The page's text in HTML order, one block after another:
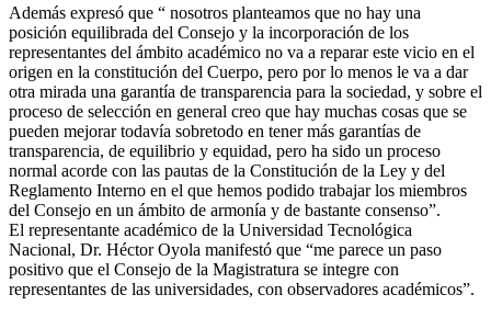
Además expresó que “ nosotros planteamos que no hay una
posición equilibrada del Consejo y la incorporación de los
representantes del ámbito académico no va a reparar este vicio en el
origen en la constitución del Cuerpo, pero por lo menos le va a dar
otra mirada una garantía de transparencia para la sociedad, y sobre el
proceso de selección en general creo que hay muchas cosas que se
pueden mejorar todavía sobretodo en tener más garantías de
transparencia, de equilibrio y equidad, pero ha sido un proceso
normal acorde con las pautas de la Constitución de la Ley y del
Reglamento Interno en el que hemos podido trabajar los miembros
del Consejo en un ámbito de armonía y de bastante consenso”.
El representante académico de la Universidad Tecnológica
Nacional, Dr. Héctor Oyola manifestó que “me parece un paso
positivo que el Consejo de la Magistratura se integre con
representantes de las universidades, con observadores académicos”.